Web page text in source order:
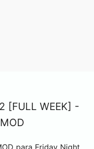
[FULL WEEK] -
para Friday Night